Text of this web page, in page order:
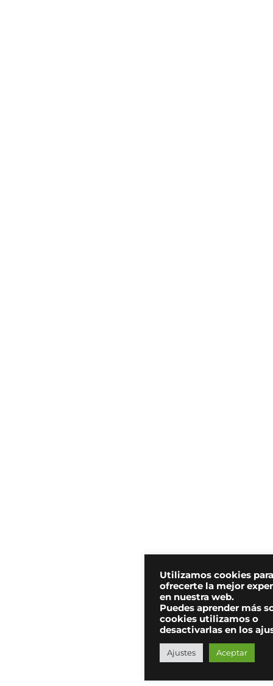
Utilizamos cookies para
ofrecerte la mejor
en nuestra web.
Puedes aprender más
cookies utilizamos o
desactivarlas en los
Ajustes Aceptar